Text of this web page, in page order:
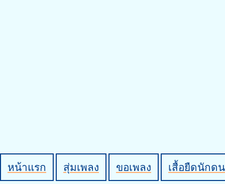
หน้าแรก สุ่มเพลง ขอเพลง เสื้อยืดนักด